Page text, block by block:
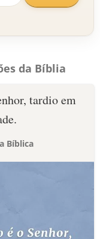
da Bíblia
tardio em
Bíblica